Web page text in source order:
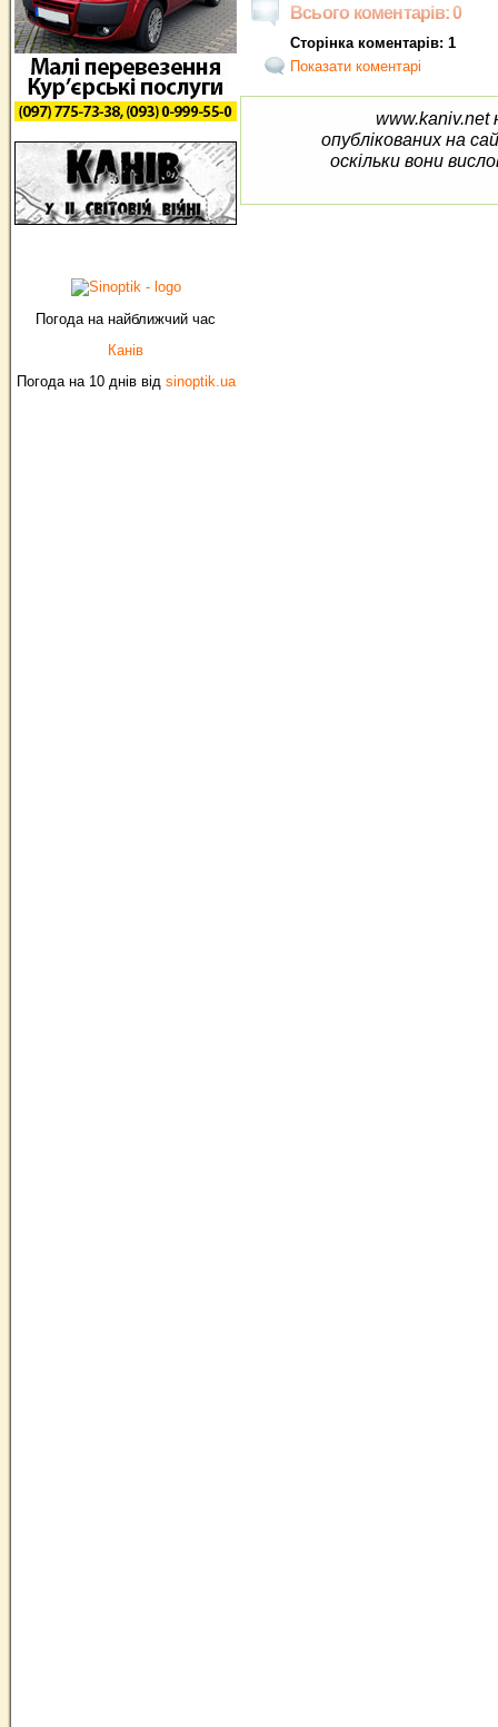
Погода на найближчий час
Канів
Погода на 10 днів від sinoptik.ua
Всього коментарів: 0
Сторінка коментарів: 1
Показати коментарі
www.kaniv.net
опублікованих на
оскільки вони